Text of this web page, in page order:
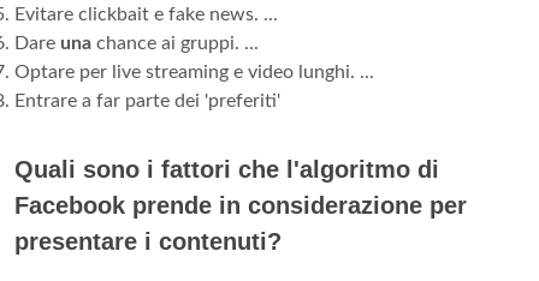
Evitare clickbait e fake news. ...
Dare una chance ai gruppi. ...
Optare per live streaming e video lunghi. ...
Entrare a far parte dei 'preferiti'
Quali sono i fattori che l'algoritmo di
Facebook prende in considerazione per
presentare i contenuti?